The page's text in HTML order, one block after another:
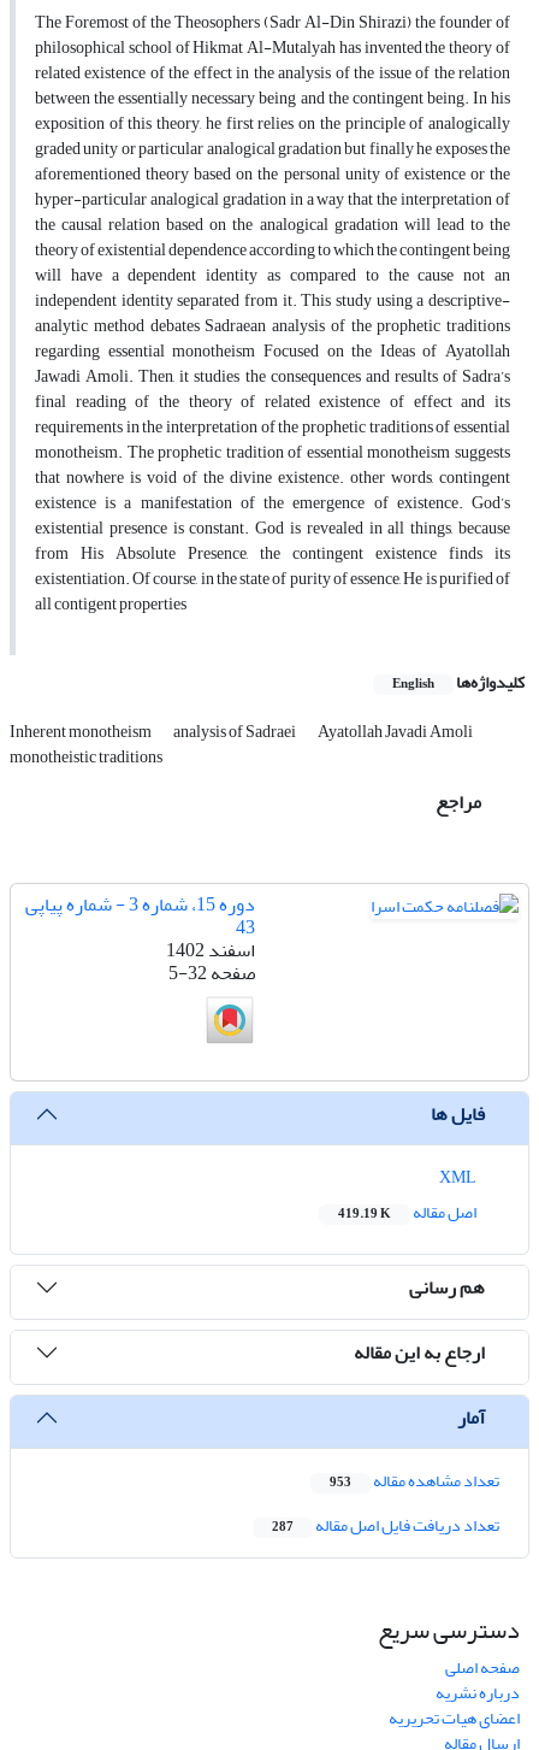
The Foremost of the Theosophers (Sadr Al-Din Shirazi) the founder of
philosophical school of Hikmat Al-Mutalyah has invented the theory of
related existence of the effect in the analysis of the issue of the relation
between the essentially necessary being and the contingent being. In his
exposition of this theory, he first relies on the principle of analogically
graded unity or particular analogical gradation but finally he exposes the
aforementioned theory based on the personal unity of existence or the
hyper-particular analogical gradation in a way that the interpretation of
the causal relation based on the analogical gradation will lead to the
theory of existential dependence according to which the contingent being
will have a dependent identity as compared to the cause not an
independent identity separated from it. This study using a descriptive-
analytic method debates Sadraean analysis of the prophetic traditions
regarding essential monotheism Focused on the Ideas of Ayatollah
Jawadi Amoli. Then, it studies the consequences and results of Sadra’s
final reading of the theory of related existence of effect and its
requirements in the interpretation of the prophetic traditions of essential
monotheism. The prophetic tradition of essential monotheism suggests
that nowhere is void of the divine existence. other words, contingent
existence is a manifestation of the emergence of existence. God’s
existential presence is constant. God is revealed in all things, because
from His Absolute Presence, the contingent existence finds its
existentiation. Of course, in the state of purity of essence, He is purified of
all contigent properties
کلیدواژه‌ها English
Inherent monotheism analysis of Sadraei Ayatollah Javadi Amoli
monotheistic traditions
مراجع
دوره 15، شماره 3 - شماره پیاپی
43
اسفند 1402
صفحه5-32
فایل ها
اصل مقاله
419.19 K
هم رسانی
ارجاع به این مقاله
آمار
تعداد مشاهده مقاله 953
تعداد دریافت فایل اصل مقاله 287
دسترسی سریع
صفحه اصلی
درباره نشریه
اعضای هیات تحریریه